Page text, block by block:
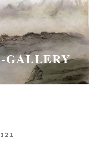
GALLERY